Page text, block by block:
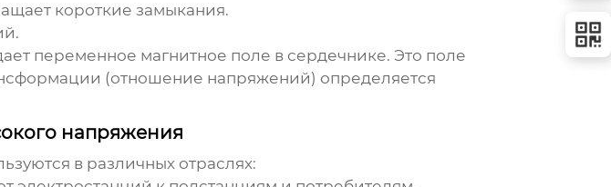
короткие замыкания.
переменное магнитное поле в сердечнике. Это поле
(отношение напряжений) определяется
напряжения
в различных отраслях: